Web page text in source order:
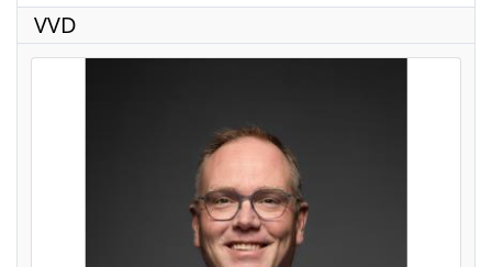
VVD